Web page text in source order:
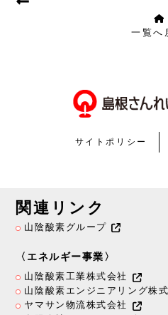
一覧へ
サイトポリシー
関連リンク
山陰酸素グループ
〈エネルギー事業〉
山陰酸素工業株式会社
山陰酸素エンジニアリング株
ヤマサン物流株式会社